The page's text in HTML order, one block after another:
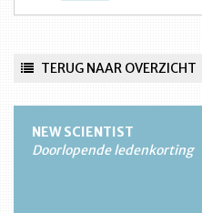
TERUG NAAR OVERZICHT
NEW SCIENTIST
Doorlopende ledenkorting